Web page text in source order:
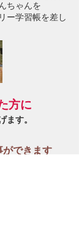
ちゃんを
ー学習帳を差し
方に
ます。
ができます